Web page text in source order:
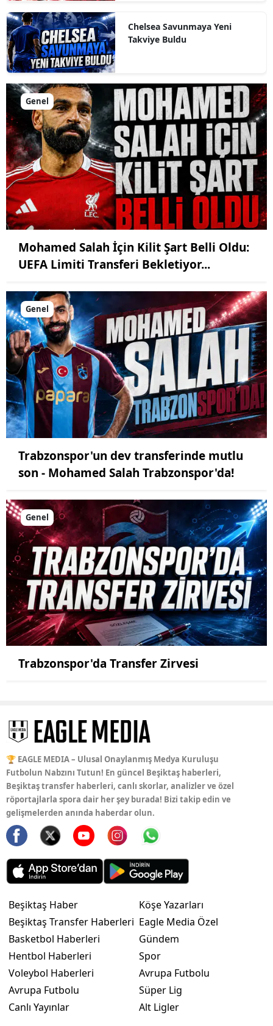
Chelsea Savunmaya Yeni
Takviye Buldu
Genel
Mohamed Salah İçin Kilit Şart Belli Oldu:
UEFA Limiti Transferi Bekletiyor...
Genel
Trabzonspor'un dev transferinde mutlu
son - Mohamed Salah Trabzonspor'da!
Genel
Trabzonspor'da Transfer Zirvesi
🏆 EAGLE MEDIA – Ulusal Onaylanmış Medya Kuruluşu
Futbolun Nabzını Tutun! En güncel Beşiktaş haberleri,
Beşiktaş transfer haberleri, canlı skorlar, analizler ve özel
röportajlarla spora dair her şey burada! Bizi takip edin ve
gelişmelerden anında haberdar olun.
Beşiktaş Haber
Beşiktaş Transfer Haberleri
Basketbol Haberleri
Hentbol Haberleri
Voleybol Haberleri
Avrupa Futbolu
Canlı Yayınlar
Köşe Yazarları
Eagle Media Özel
Gündem
Spor
Avrupa Futbolu
Süper Lig
Alt Ligler